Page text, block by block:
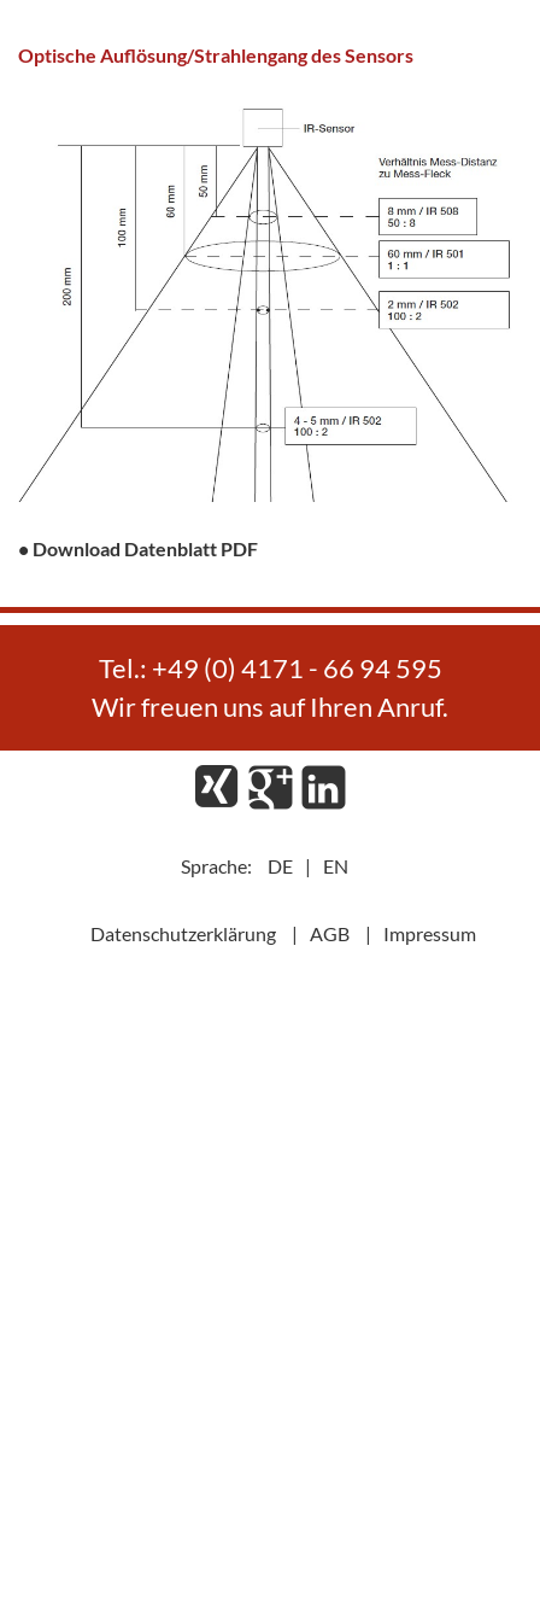
Optische Auflösung/Strahlengang des Sensors
• Download Datenblatt PDF
Tel.: +49 (0) 4171 - 66 94 595
Wir freuen uns auf Ihren Anruf.
Xing
Google
Plus
LinkedIn
Sprache: DE | EN
Datenschutzerklärung AGB Impressum